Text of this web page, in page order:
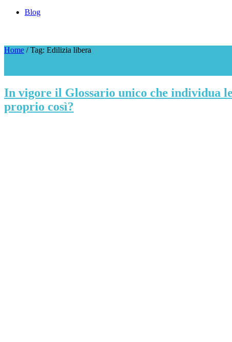
Blog
Home /Tag: Edilizia libera
In vigore il Glossario unico che individua
proprio così?